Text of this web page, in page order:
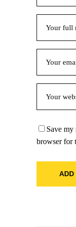
Save my
browser for
ADD